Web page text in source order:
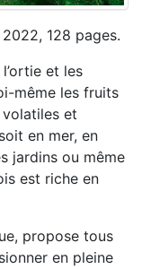
2022, 128 pages.
et les
même les fruits
et
en mer, en
jardins ou même
est riche en
propose tous
en pleine